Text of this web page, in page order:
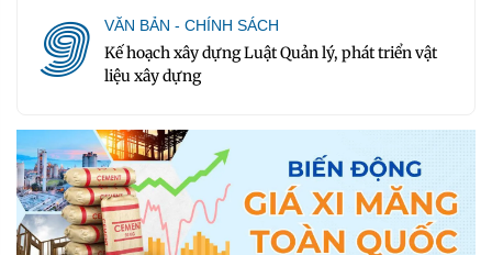
9 VĂN BẢN - CHÍNH SÁCH
Kế hoạch xây dựng Luật Quản lý, phát triển vật
liệu xây dựng